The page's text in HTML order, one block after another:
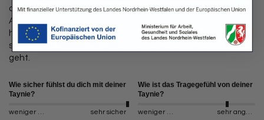
denke,oh ich müsste mal aufs Klo daher ich das Gefühl von
Auslaufen hab. Endlich auch durch schlafen ohne Angst
haben zu müssen das Bett einzusauen. Daher das
saugfähige Material bis zum oberen Rand der Unterwäsche
geht.
Wie sicher fühlst du dich mit deiner
Taynie?
weniger sicher sehr sicher
Wie ist das Tragegefühl von deiner
Taynie?
weniger angenehm sehr angenehm